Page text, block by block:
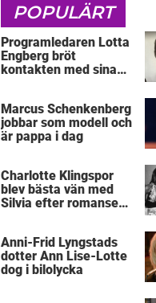
POPULÄRT
Programledaren Lotta
Engberg bröt
kontakten med sina
Marcus Schenkenberg
jobbar som modell och
är pappa i dag
Charlotte Klingspor
blev bästa vän med
Silvia efter romansen
Anni-Frid Lyngstads
dotter Ann Lise-Lotte
dog i bilolycka